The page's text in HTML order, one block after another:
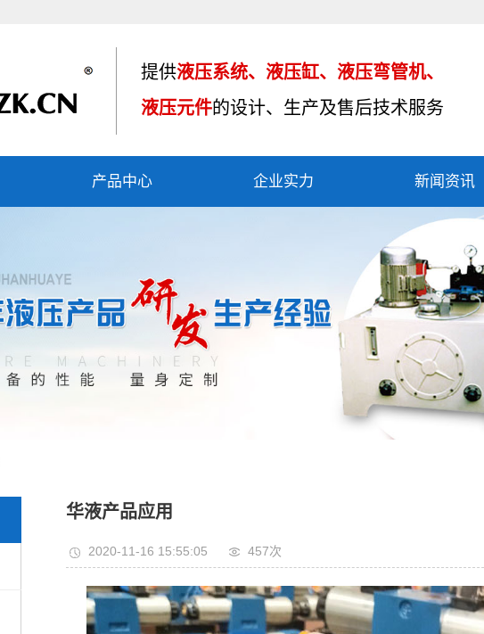
提供液压系统、液压缸、液压弯管机、
液压元件的设计、生产及售后技术服务
产品中心
液压弯管机
液压制动器
其他产品
企业实力 新闻资讯
公司新闻
行业资讯
技术知识
华液产品应用
2020-11-16 15:55:05 457次